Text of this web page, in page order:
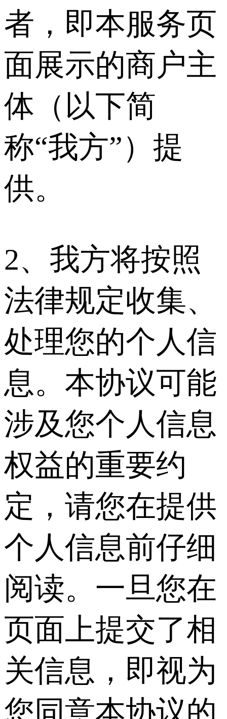
者，即本服务页
面展示的商户主
体（以下简
称“我方”）提
供。
2、我方将按照
法律规定收集、
处理您的个人信
息。本协议可能
涉及您个人信息
权益的重要约
定，请您在提供
个人信息前仔细
阅读。一旦您在
页面上提交了相
关信息，即视为
您同意本协议的